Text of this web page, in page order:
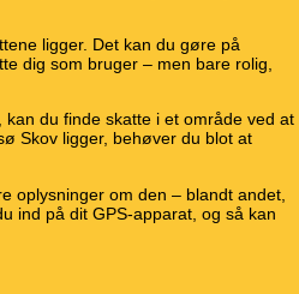
ligger. Det kan du gøre på
dig som bruger – men bare rolig,
du finde skatte i et område ved at
Skov ligger, behøver du blot at
oplysninger om den – blandt andet,
ind på dit GPS-apparat, og så kan